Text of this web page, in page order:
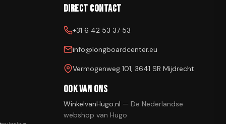
Direct contact
+31 6 42 53 37 53
info@longboardcenter.eu
Vermogenweg 101, 3641 SR Mijdrecht
Ook van ons
WinkelvanHugo.nl — De Nederlandse
webshop van Hugo